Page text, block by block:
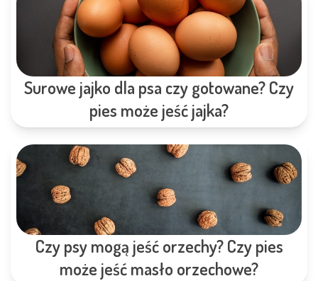
Surowe jajko dla psa czy gotowane? Czy
pies może jeść jajka?
Czy psy mogą jeść orzechy? Czy pies
może jeść masło orzechowe?